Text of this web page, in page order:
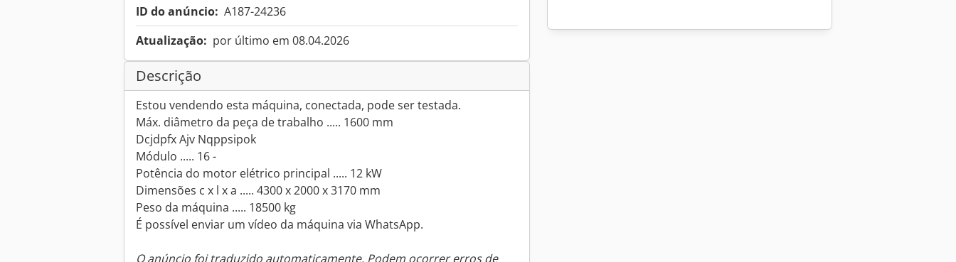
ID do anúncio: A187-24236
Atualização: por último em 08.04.2026
Descrição
Estou vendendo esta máquina, conectada, pode ser testada.
Máx. diâmetro da peça de trabalho ..... 1600 mm
Dcjdpfx Ajv Nqppsipok
Módulo ..... 16 -
Potência do motor elétrico principal ..... 12 kW
Dimensões c x l x a ..... 4300 x 2000 x 3170 mm
Peso da máquina ..... 18500 kg
É possível enviar um vídeo da máquina via WhatsApp.
O anúncio foi traduzido automaticamente. Podem ocorrer erros de